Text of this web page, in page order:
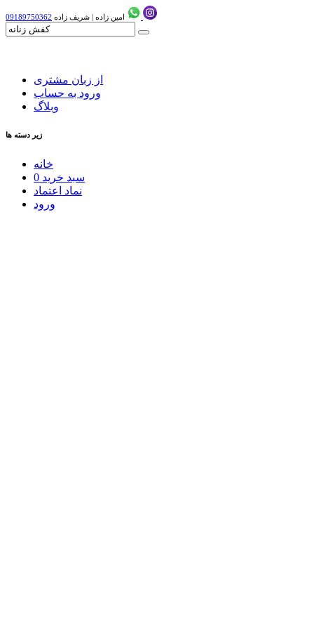
09189750362 امین زاده | شریف زاده
از زبان مشتری
ورود به حساب
وبلاگ
زیر دسته ها
خانه
0 سبد خرید
نماد اعتماد
ورود